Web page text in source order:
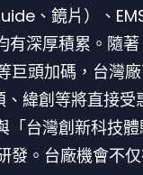
、鏡片）、
有深厚積累。隨著
頭加碼，台灣
緯創等將直接受
「台灣創新科技
發。台廠機會不